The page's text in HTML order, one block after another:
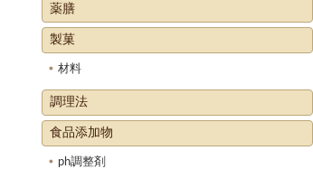
薬膳
製菓
材料
調理法
食品添加物
ph調整剤